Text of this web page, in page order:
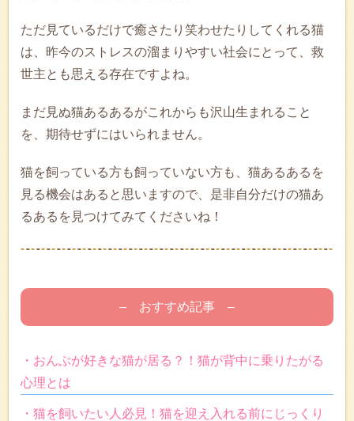
ただ見ているだけで癒さたり笑わせたりしてくれる猫
は、昨今のストレスの溜まりやすい社会にとって、救
世主とも思える存在ですよね。
まだ見ぬ猫あるあるがこれからも沢山生まれること
を、期待せずにはいられません。
猫を飼っている方も飼っていない方も、猫あるあるを
見る機会はあると思いますので、是非自分だけの猫あ
るあるを見つけてみてくださいね！
– おすすめ記事 –
・おんぶが好きな猫が居る？！猫が背中に乗りたがる
心理とは
・猫を飼いたい人必見！猫を迎え入れる前にじっくり